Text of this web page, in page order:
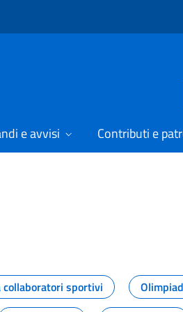
e avvisi Contributi e
lo sport
collaboratori sportivi